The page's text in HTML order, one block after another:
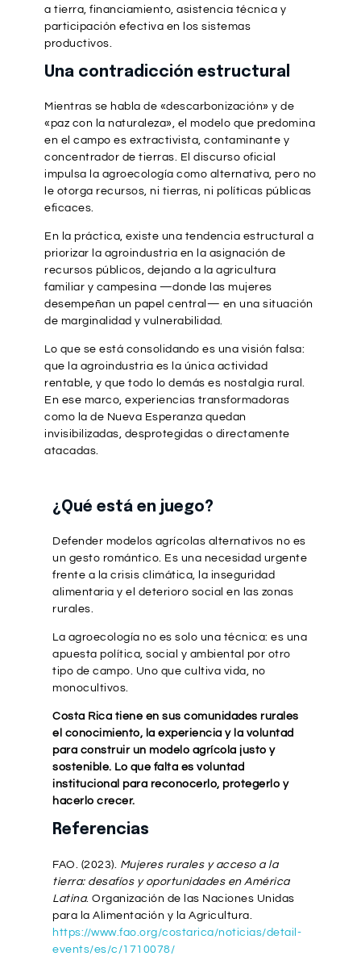
a tierra, financiamiento, asistencia técnica y
participación efectiva en los sistemas
productivos.
Una contradicción estructural
Mientras se habla de «descarbonización» y de
«paz con la naturaleza», el modelo que predomina
en el campo es extractivista, contaminante y
concentrador de tierras. El discurso oficial
impulsa la agroecología como alternativa, pero no
le otorga recursos, ni tierras, ni políticas públicas
eficaces.
En la práctica, existe una tendencia estructural a
priorizar la agroindustria en la asignación de
recursos públicos, dejando a la agricultura
familiar y campesina —donde las mujeres
desempeñan un papel central— en una situación
de marginalidad y vulnerabilidad.
Lo que se está consolidando es una visión falsa:
que la agroindustria es la única actividad
rentable, y que todo lo demás es nostalgia rural.
En ese marco, experiencias transformadoras
como la de Nueva Esperanza quedan
invisibilizadas, desprotegidas o directamente
atacadas.
¿Qué está en juego?
Defender modelos agrícolas alternativos no es
un gesto romántico. Es una necesidad urgente
frente a la crisis climática, la inseguridad
alimentaria y el deterioro social en las zonas
rurales.
La agroecología no es solo una técnica: es una
apuesta política, social y ambiental por otro
tipo de campo. Uno que cultiva vida, no
monocultivos.
Costa Rica tiene en sus comunidades rurales
el conocimiento, la experiencia y la voluntad
para construir un modelo agrícola justo y
sostenible. Lo que falta es voluntad
institucional para reconocerlo, protegerlo y
hacerlo crecer.
Referencias
FAO. (2023).
Mujeres rurales y acceso a la
tierra: desafíos y oportunidades en América
Latina. Organización de las Naciones Unidas
para la Alimentación y la Agricultura.
https://www.fao.org/costarica/noticias/detail-
events/es/c/1710078/